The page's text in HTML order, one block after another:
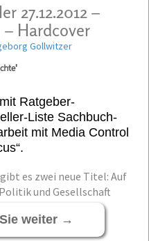
27.12.2012 –
– Hardcover
Gollwitzer
Ratgeber-
Liste Sachbuch-
mit Media Control
es zwei neue Titel: Auf
und Gesellschaft
weiter →